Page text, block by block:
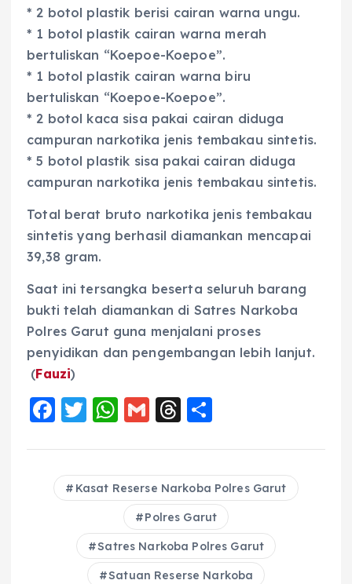
* 2 botol plastik berisi cairan warna ungu.
* 1 botol plastik cairan warna merah
bertuliskan “Koepoe-Koepoe”.
* 1 botol plastik cairan warna biru
bertuliskan “Koepoe-Koepoe”.
* 2 botol kaca sisa pakai cairan diduga
campuran narkotika jenis tembakau sintetis.
* 5 botol plastik sisa pakai cairan diduga
campuran narkotika jenis tembakau sintetis.
Total berat bruto narkotika jenis tembakau
sintetis yang berhasil diamankan mencapai
39,38 gram.
Saat ini tersangka beserta seluruh barang
bukti telah diamankan di Satres Narkoba
Polres Garut guna menjalani proses
penyidikan dan pengembangan lebih lanjut.
(Fauzi)
F
c
e
b
T
it
te
r
W
a
ts
A
p
p
G
ai
l
T
re
a
d
s
a
re
Kasat Reserse Narkoba Polres Garut
Polres Garut
Satres Narkoba Polres Garut
Satuan Reserse Narkoba